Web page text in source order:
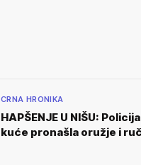
CRNA HRONIKA
HAPŠENJE U NIŠU:
kuće pronašla oružje i